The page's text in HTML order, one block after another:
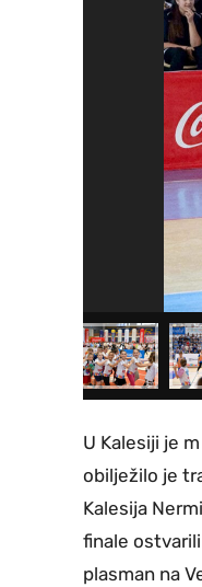
U Kalesiji je
obilježilo je
Kalesija
finale
plasman na